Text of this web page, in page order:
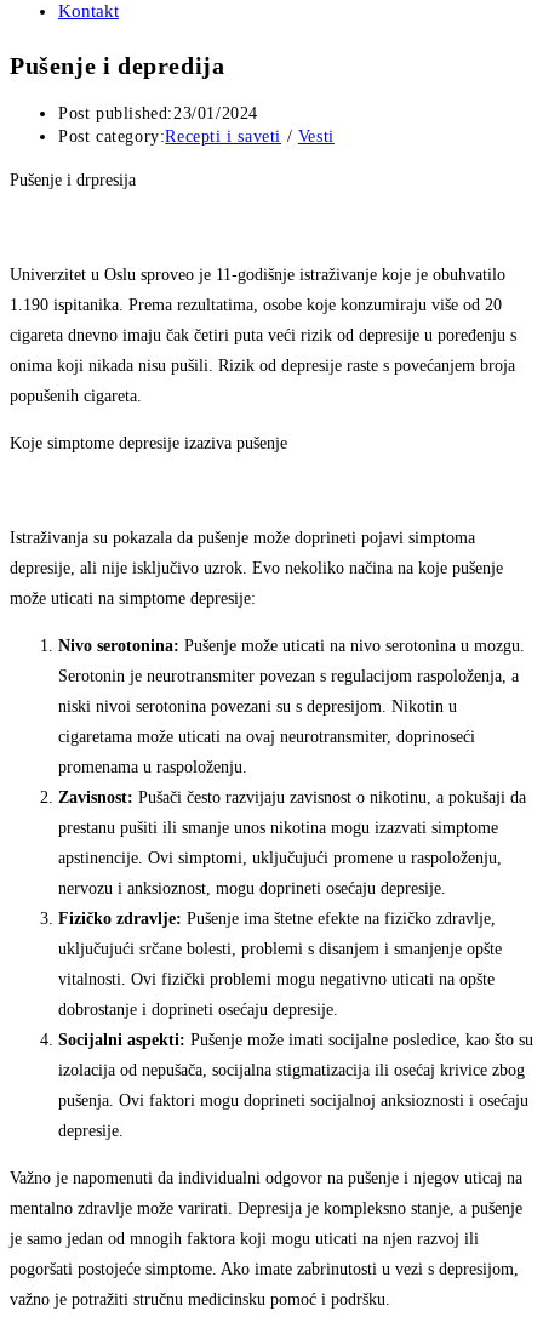
Kontakt
Pušenje i depredija
Post published:23/01/2024
Post category:Recepti i saveti / Vesti
Pušenje i drpresija
Univerzitet u Oslu sproveo je 11-godišnje istraživanje koje je obuhvatilo
1.190 ispitanika. Prema rezultatima, osobe koje konzumiraju više od 20
cigareta dnevno imaju čak četiri puta veći rizik od depresije u poređenju s
onima koji nikada nisu pušili. Rizik od depresije raste s povećanjem broja
popušenih cigareta.
Koje simptome depresije izaziva pušenje
Istraživanja su pokazala da pušenje može doprineti pojavi simptoma
depresije, ali nije isključivo uzrok. Evo nekoliko načina na koje pušenje
može uticati na simptome depresije:
Nivo serotonina: Pušenje može uticati na nivo serotonina u mozgu.
Serotonin je neurotransmiter povezan s regulacijom raspoloženja, a
niski nivoi serotonina povezani su s depresijom. Nikotin u
cigaretama može uticati na ovaj neurotransmiter, doprinoseći
promenama u raspoloženju.
Zavisnost: Pušači često razvijaju zavisnost o nikotinu, a pokušaji da
prestanu pušiti ili smanje unos nikotina mogu izazvati simptome
apstinencije. Ovi simptomi, uključujući promene u raspoloženju,
nervozu i anksioznost, mogu doprineti osećaju depresije.
Fizičko zdravlje: Pušenje ima štetne efekte na fizičko zdravlje,
uključujući srčane bolesti, problemi s disanjem i smanjenje opšte
vitalnosti. Ovi fizički problemi mogu negativno uticati na opšte
dobrostanje i doprineti osećaju depresije.
Socijalni aspekti: Pušenje može imati socijalne posledice, kao što su
izolacija od nepušača, socijalna stigmatizacija ili osećaj krivice zbog
pušenja. Ovi faktori mogu doprineti socijalnoj anksioznosti i osećaju
depresije.
Važno je napomenuti da individualni odgovor na pušenje i njegov uticaj na
mentalno zdravlje može varirati. Depresija je kompleksno stanje, a pušenje
je samo jedan od mnogih faktora koji mogu uticati na njen razvoj ili
pogoršati postojeće simptome. Ako imate zabrinutosti u vezi s depresijom,
važno je potražiti stručnu medicinsku pomoć i podršku.